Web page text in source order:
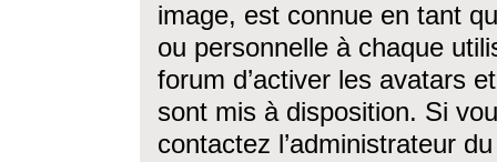
image, est connue en tant
ou personnelle à chaque
forum d’activer les avatars
sont mis à disposition. Si
contactez l’administrateur